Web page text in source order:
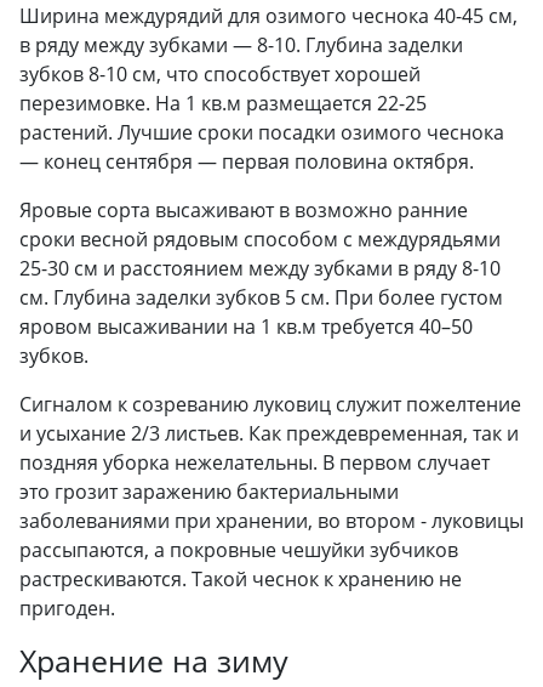
Ширина междурядий для озимого чеснока 40-45 см,
в ряду между зубками — 8-10. Глубина заделки
зубков 8-10 см, что способствует хорошей
перезимовке. На 1 кв.м размещается 22-25
растений. Лучшие сроки посадки озимого чеснока
— конец сентября — первая половина октября.
Яровые сорта высаживают в возможно ранние
сроки весной рядовым способом с междурядьями
25-30 см и расстоянием между зубками в ряду 8-10
см. Глубина заделки зубков 5 см. При более густом
яровом высаживании на 1 кв.м требуется 40–50
зубков.
Сигналом к созреванию луковиц служит пожелтение
и усыхание 2/3 листьев. Как преждевременная, так и
поздняя уборка нежелательны. В первом случает
это грозит заражению бактериальными
заболеваниями при хранении, во втором - луковицы
рассыпаются, а покровные чешуйки зубчиков
растрескиваются. Такой чеснок к хранению не
пригоден.
Хранение на зиму